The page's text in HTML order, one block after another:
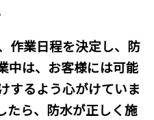
作業日程を決定し、防
中は、お客様には可能
するよう心がけていま
たら、防水が正しく施